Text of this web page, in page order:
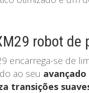
robot
encarrega-se de
ao seu
transições